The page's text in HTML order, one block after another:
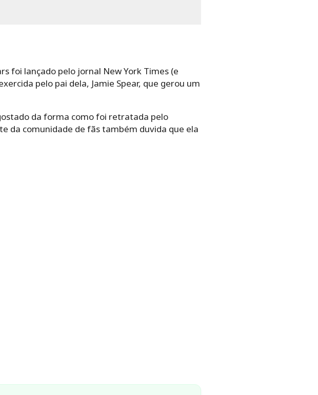
foi lançado pelo jornal New York Times (e
pelo pai dela, Jamie Spear, que gerou um
da forma como foi retratada pelo
da comunidade de fãs também duvida que ela